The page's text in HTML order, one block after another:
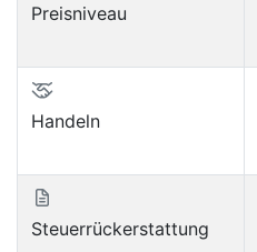
Preisniveau
Handeln
Steuerrückerstattung